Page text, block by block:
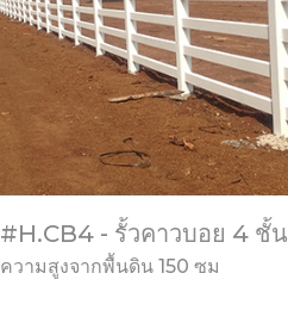
#H.CB4 - รั้วคาวบอย 4 ชั้น
ความสูงจากพื้นดิน 150 ซม